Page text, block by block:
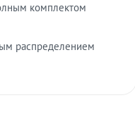
комплектом
распределением